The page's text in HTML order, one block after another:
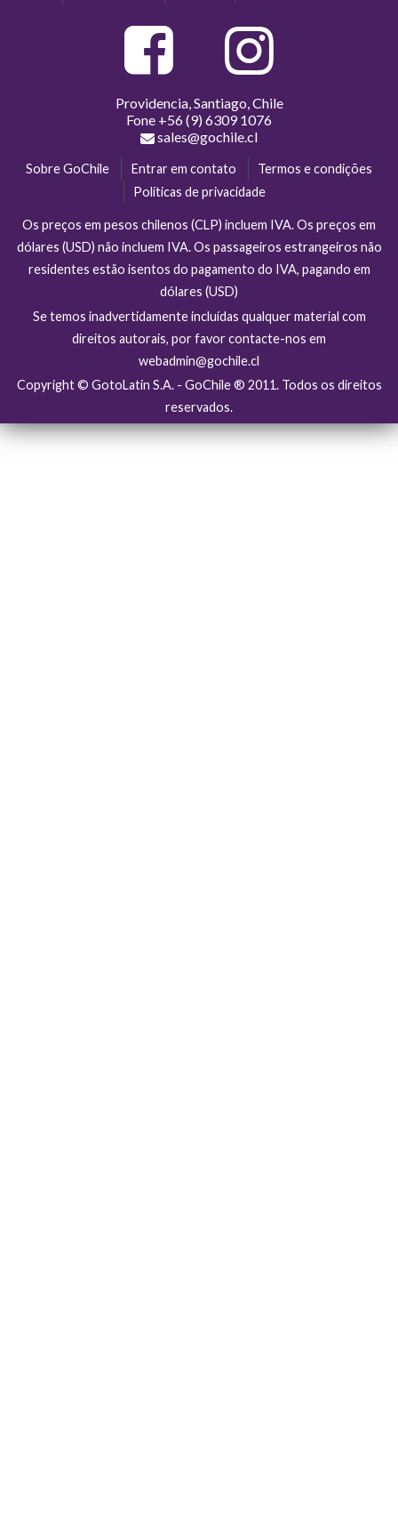
Providencia, Santiago, Chile
Fone +56 (9) 6309 1076
sales@gochile.cl
Sobre GoChile Entrar em contato
Termos e condições
Políticas de privacidade
Os preços em pesos chilenos (CLP) incluem IVA. Os preços em
dólares (USD) não incluem IVA. Os passageiros estrangeiros não
residentes estão isentos do pagamento do IVA, pagando em
dólares (USD)
Se temos inadvertidamente incluídas qualquer material com
direitos autorais, por favor contacte-nos em
webadmin@gochile.cl
Copyright © GotoLatin S.A. - GoChile ® 2011. Todos os direitos
reservados.